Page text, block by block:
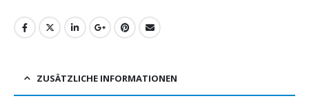
ZUSÄTZLICHE INFORMATIONEN